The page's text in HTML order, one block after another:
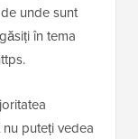
unde sunt
în tema
puteți vedea